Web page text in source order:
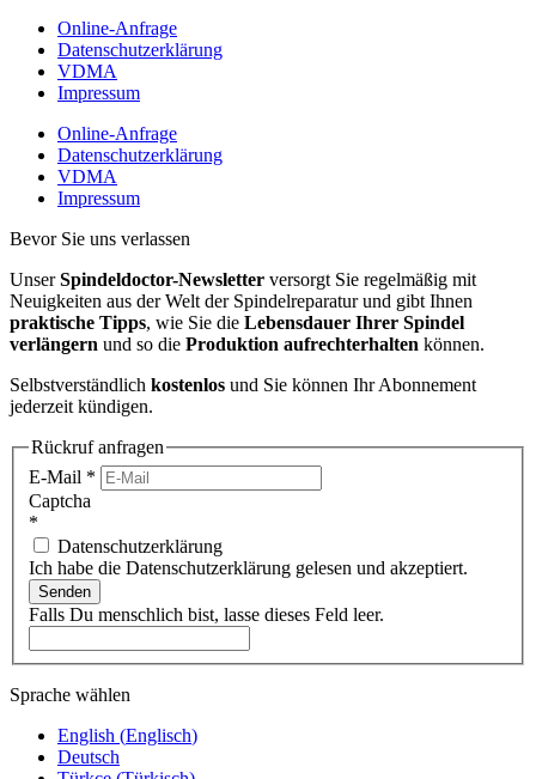
Online-Anfrage
Datenschutzerklärung
VDMA
Impressum
Online-Anfrage
Datenschutzerklärung
VDMA
Impressum
Bevor Sie uns verlassen
UnserSpindeldoctor-Newsletter versorgt Sie regelmäßig mit
Neuigkeiten aus der Welt der Spindelreparatur und gibt Ihnen
praktische Tipps, wie Sie die Lebensdauer Ihrer Spindel
verlängern und so die Produktion aufrechterhalten können.
Selbstverständlich kostenlos und Sie können Ihr Abonnement
jederzeit kündigen.
Rückruf anfragen
E-Mail *
Captcha
*
Datenschutzerklärung
Ich habe die Datenschutzerklärung gelesen und akzeptiert.
Senden
Falls Du menschlich bist, lasse dieses Feld leer.
Sprache wählen
English (Englisch)
Deutsch